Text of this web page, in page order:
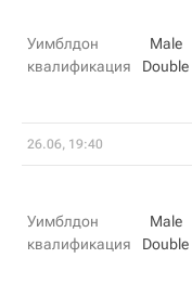
Уимблдон
квалификация
Male
Double
26.06, 19:40
Уимблдон
квалификация
Male
Double